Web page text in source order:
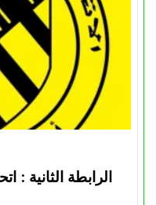
الرابطة الثانية